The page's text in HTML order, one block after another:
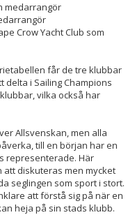
medarrangör
Crow Yacht Club som
får de tre klubbar
delta i Sailing Champions
vilka också har
Allsvenskan, men alla
till en början har en
representerade. Här
diskuteras men mycket
seglingen som sport i stort.
att förstå sig på när en
heja på sin stads klubb.